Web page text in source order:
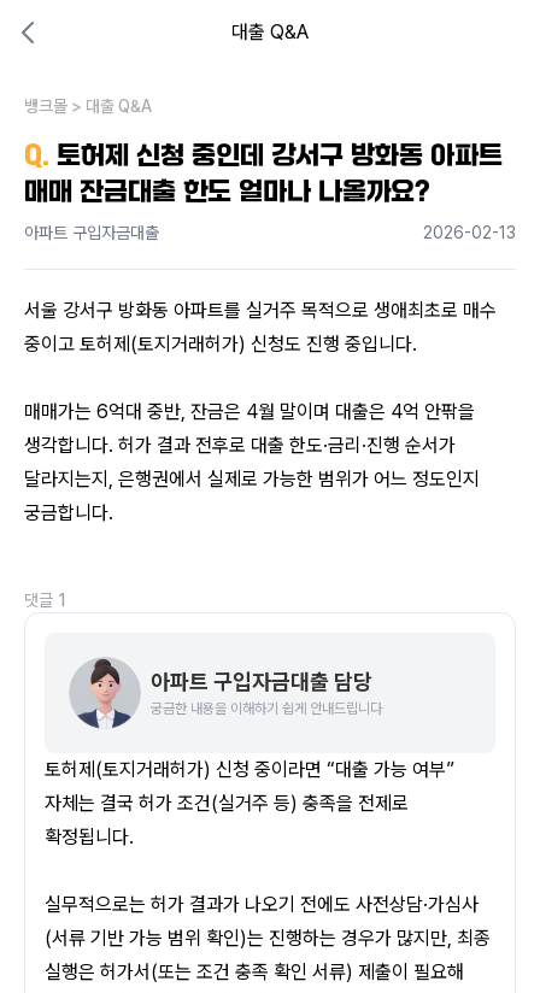
대출 Q&A
내 상황엔 어떤 방법이 있을까?
뱅크몰 > 대출 Q&A
Q. 토허제 신청 중인데 강서구 방화동 아파트
매매 잔금대출 한도 얼마나 나올까요?
아파트 구입자금대출 2026-02-13
서울 강서구 방화동 아파트를 실거주 목적으로 생애최초로 매수
중이고 토허제(토지거래허가) 신청도 진행 중입니다.
매매가는 6억대 중반, 잔금은 4월 말이며 대출은 4억 안팎을
생각합니다. 허가 결과 전후로 대출 한도·금리·진행 순서가
달라지는지, 은행권에서 실제로 가능한 범위가 어느 정도인지
궁금합니다.
댓글 1
아파트 구입자금대출 담당
궁금한 내용을 이해하기 쉽게 안내드립니다
토허제(토지거래허가) 신청 중이라면 “대출 가능 여부”
자체는 결국 허가 조건(실거주 등) 충족을 전제로
확정됩니다.
실무적으로는 허가 결과가 나오기 전에도 사전상담·가심사
(서류 기반 가능 범위 확인)는 진행하는 경우가 많지만, 최종
실행은 허가서(또는 조건 충족 확인 서류) 제출이 필요해